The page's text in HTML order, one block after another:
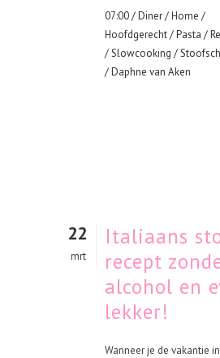
07:00 /Diner/Home /
Hoofdgerecht/Pasta /
/Slowcooking /
/ Daphne van Aken
22
mrt
Italiaans
recept
alcohol en
lekker!
Wanneer je de vakantie